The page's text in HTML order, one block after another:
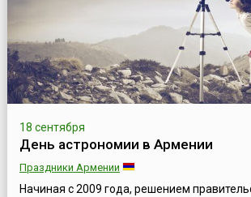
работников нефтяной, газовой,
нефтепродуктообеспечения.Промышле...
18 сентября
День астрономии в Армении
Праздники Армении
Начиная с 2009 года, решением